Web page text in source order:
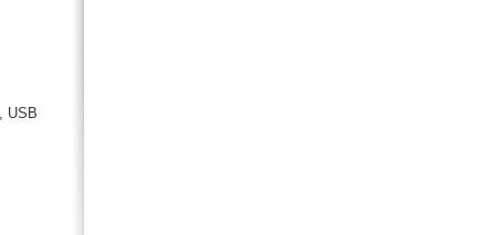
USB